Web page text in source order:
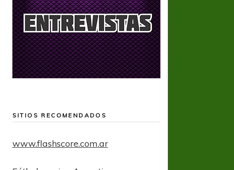
SITIOS RECOMENDADOS
www.flashscore.com.ar